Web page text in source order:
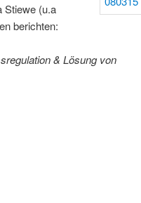
Stiewe (u.a
berichten:
& Lösung von